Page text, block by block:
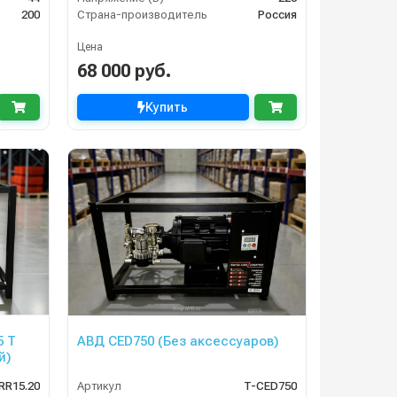
200
Страна-производитель
Россия
Цена
68 000 руб.
Купить
Т
АВД CED750 (Без аксессуаров)
Артикул
T-CED750